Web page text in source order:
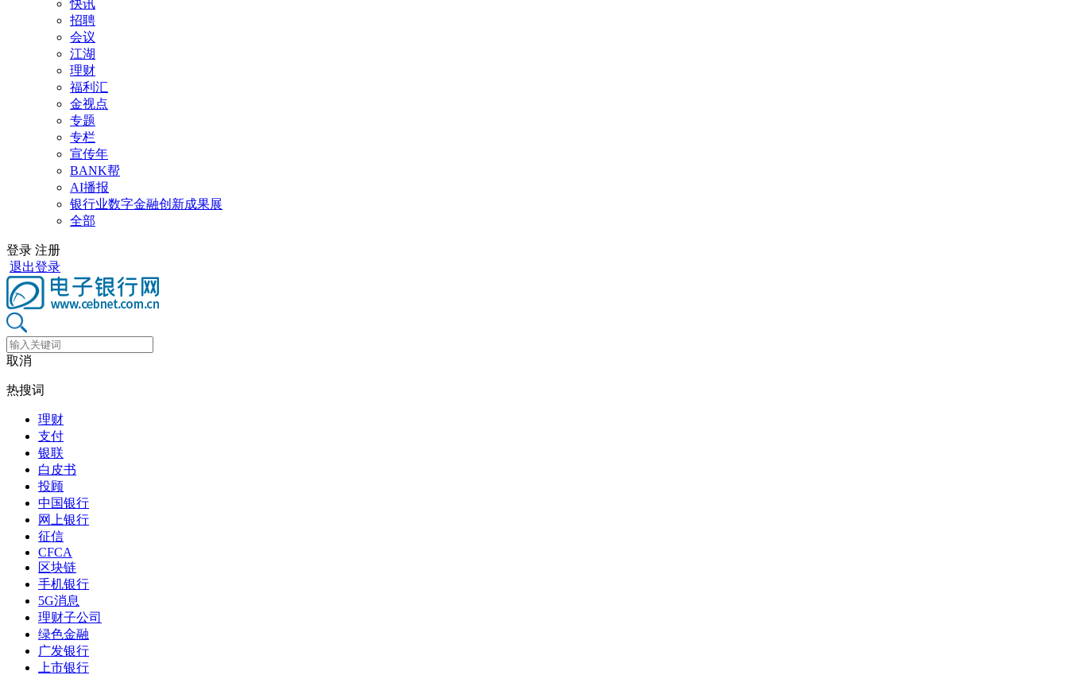
快讯
招聘
会议
江湖
理财
福利汇
金视点
专题
专栏
宣传年
BANK帮
AI播报
银行业数字金融创新成果展
全部
登录 注册
退出登录
取消
热搜词
理财
支付
银联
白皮书
投顾
中国银行
网上银行
征信
CFCA
区块链
手机银行
5G消息
理财子公司
绿色金融
广发银行
上市银行